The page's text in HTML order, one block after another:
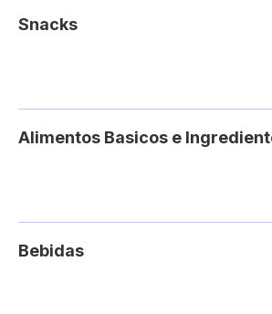
Snacks
Alimentos Basicos e
Bebidas